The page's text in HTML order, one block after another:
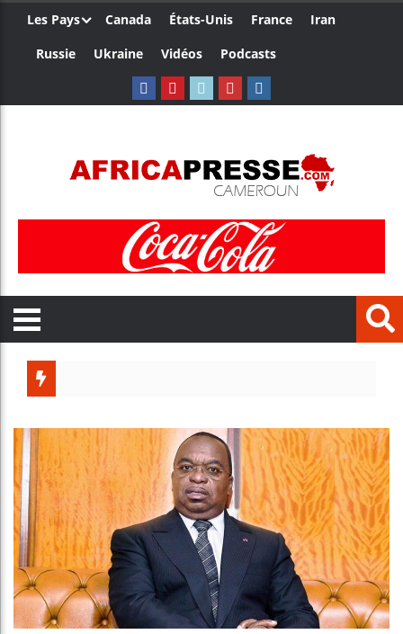
Les Pays Canada États-Unis France
Iran
Russie
Ukraine Vidéos Podcasts
Réforme
Bénin :
Aliko